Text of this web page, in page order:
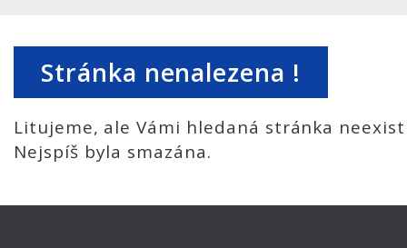
Stránka nenalezena !
Litujeme, ale Vámi hledaná stránka
Nejspíš byla smazána.